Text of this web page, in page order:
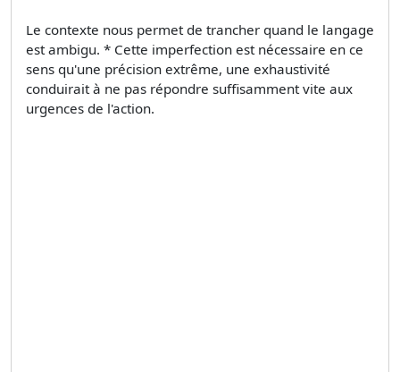
Le contexte nous permet de trancher quand le langage
est ambigu. * Cette imperfection est nécessaire en ce
sens qu'une précision extrême, une exhaustivité
conduirait à ne pas répondre suffisamment vite aux
urgences de l'action.